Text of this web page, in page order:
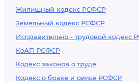
Жилищный кодекс РСФСР
Земельный кодекс РСФСР
Исправительно - трудовой кодекс
КоАП РСФСР
Кодекс законов о труде
Кодекс о браке и семье РСФСР